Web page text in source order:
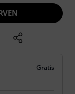
Gratis